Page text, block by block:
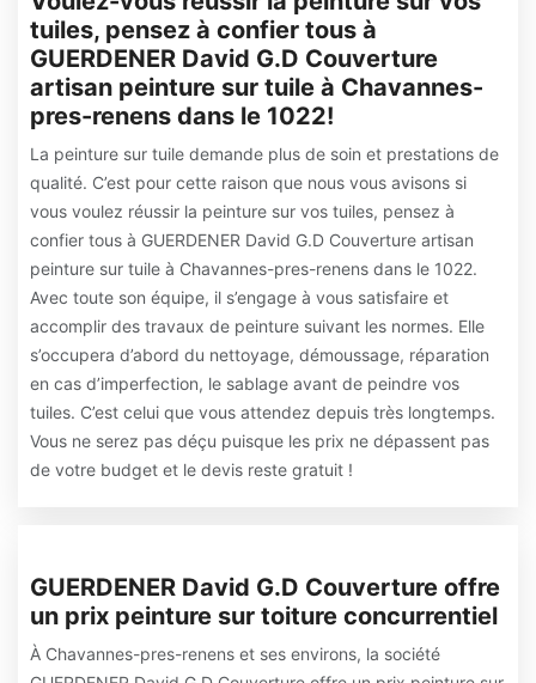
tuiles, pensez à confier tous à
GUERDENER David G.D Couverture
artisan peinture sur tuile à Chavannes-
pres-renens dans le 1022!
La peinture sur tuile demande plus de soin et prestations de
qualité. C’est pour cette raison que nous vous avisons si
vous voulez réussir la peinture sur vos tuiles, pensez à
confier tous à GUERDENER David G.D Couverture artisan
peinture sur tuile à Chavannes-pres-renens dans le 1022.
Avec toute son équipe, il s’engage à vous satisfaire et
accomplir des travaux de peinture suivant les normes. Elle
s’occupera d’abord du nettoyage, démoussage, réparation
en cas d’imperfection, le sablage avant de peindre vos
tuiles. C’est celui que vous attendez depuis très longtemps.
Vous ne serez pas déçu puisque les prix ne dépassent pas
de votre budget et le devis reste gratuit !
GUERDENER David G.D Couverture offre
un prix peinture sur toiture concurrentiel
À Chavannes-pres-renens et ses environs, la société